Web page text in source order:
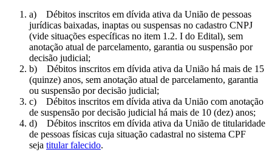
a) Débitos inscritos em dívida ativa da União de pessoas
jurídicas baixadas, inaptas ou suspensas no cadastro CNPJ
(vide situações específicas no item 1.2. I do Edital), sem
anotação atual de parcelamento, garantia ou suspensão por
decisão judicial;
b) Débitos inscritos em dívida ativa da União há mais de 15
(quinze) anos, sem anotação atual de parcelamento, garantia
ou suspensão por decisão judicial;
c) Débitos inscritos em dívida ativa da União com anotação
de suspensão por decisão judicial há mais de 10 (dez) anos;
d) Débitos inscritos em dívida ativa da União de titularidade
de pessoas físicas cuja situação cadastral no sistema CPF
seja titular falecido.